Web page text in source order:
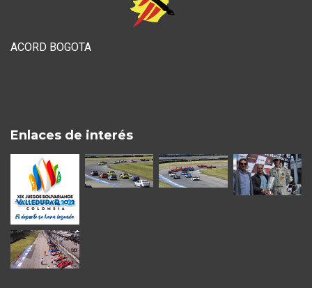
ACORD BOGOTA
Enlaces de interés